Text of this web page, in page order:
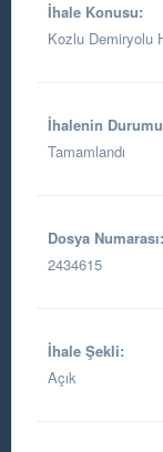
İhale Konusu:
Kozlu Demiryolu
İhalenin
Tamamlandı
Dosya Numarası:
2434615
İhale Şekli:
Açık